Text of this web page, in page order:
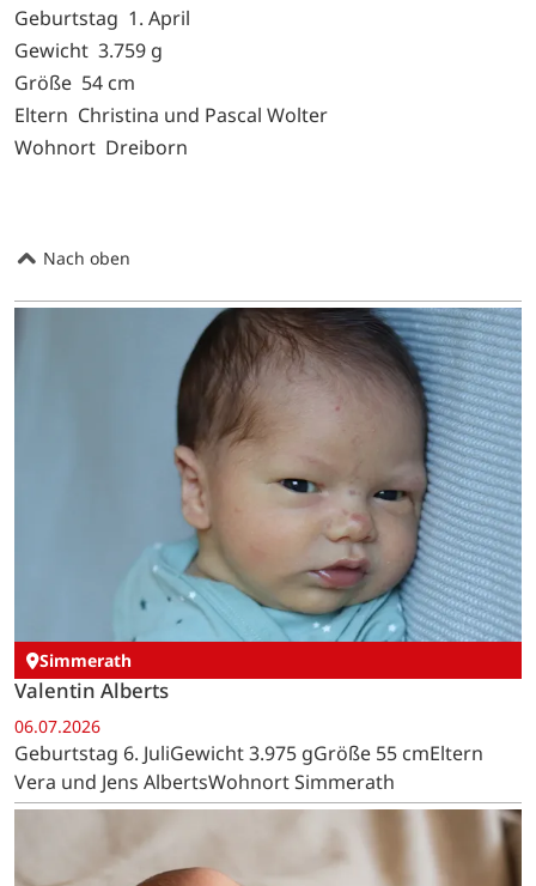
Geburtstag 1. April
Gewicht 3.759 g
Größe 54 cm
Eltern Christina und Pascal Wolter
Wohnort Dreiborn
Nach oben
Simmerath
Valentin Alberts
06.07.2026
Geburtstag 6. JuliGewicht 3.975 gGröße 55 cmEltern
Vera und Jens AlbertsWohnort Simmerath